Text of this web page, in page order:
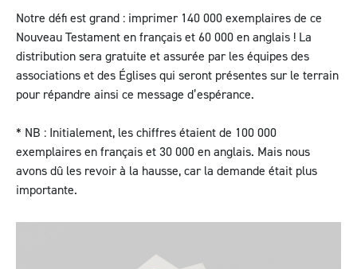
Notre défi est grand : imprimer 140 000 exemplaires de ce
Nouveau Testament en français et 60 000 en anglais ! La
distribution sera gratuite et assurée par les équipes des
associations et des Églises qui seront présentes sur le terrain
pour répandre ainsi ce message d’espérance.
* NB : Initialement, les chiffres étaient de 100 000
exemplaires en français et 30 000 en anglais. Mais nous
avons dû les revoir à la hausse, car la demande était plus
importante.